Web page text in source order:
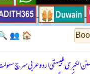
🏠
👥
الكبرى للبيهقي اردو عربی سرچ